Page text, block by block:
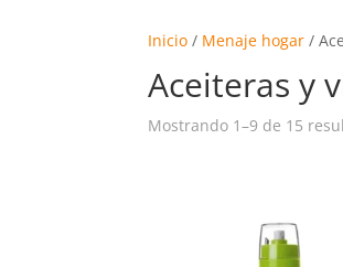
Inicio / Menaje hogar /
Aceiteras y
Mostrando 1–9 de 15